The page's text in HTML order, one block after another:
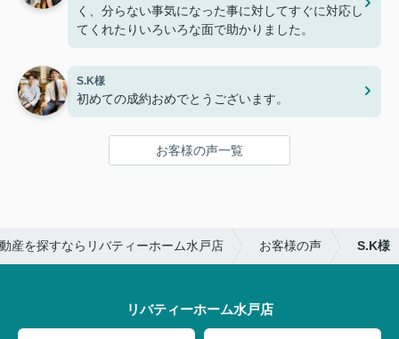
く、分らない事気になった事に対してすぐに対応し
てくれたりいろいろな面で助かりました。
S.K様
初めての成約おめでとうございます。
お客様の声一覧
産を探すならリバティーホーム水戸店 お客様の声 S.K様
リバティーホーム水戸店